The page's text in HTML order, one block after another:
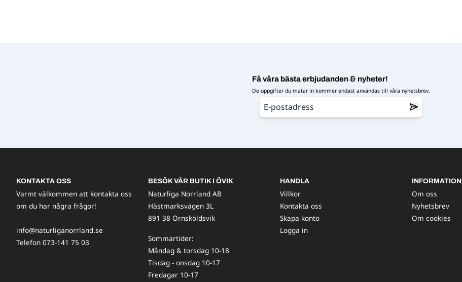
Få våra bästa erbjudanden & nyheter!
De uppgifter du matar in kommer endast användas till våra nyhetsbrev.
KONTAKTA OSS
Varmt välkommen att kontakta oss
om du har några frågor!
info@naturliganorrland.se
Telefon 073-141 75 03
BESÖK VÅR BUTIK I ÖVIK
Naturliga Norrland AB
Hästmarksvägen 3L
891 38 Örnsköldsvik
Sommartider:
Måndag & torsdag 10-18
Tisdag - onsdag 10-17
Fredagar 10-17
HANDLA
Villkor
Kontakta oss
Skapa konto
Logga in
INFORMATION
Om oss
Nyhetsbrev
Om cookies